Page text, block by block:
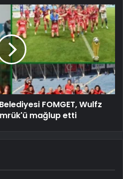
FOMGET, Wulfz
mağlup etti